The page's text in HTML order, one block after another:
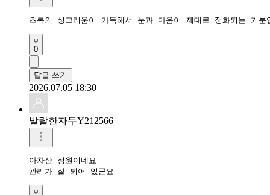
초록의 싱그러움이 가득해서 눈과 마음이 제대로 정화되는 기
0
답글 쓰기
2026.07.05 18:30
발랄한자두Y212566
아차산 정원이네요
관리가 잘 되어 있군요